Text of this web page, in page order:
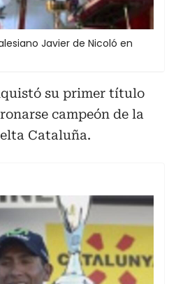
Javier de Nicoló en
su primer título
campeón de la
Cataluña.